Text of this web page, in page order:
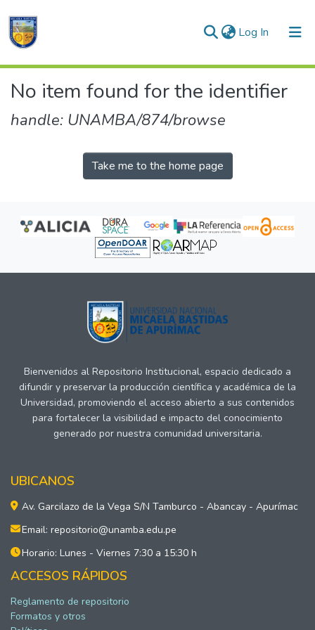
Log In (current)
Communities & Collections
No item found for the identifier
handle: UNAMBA/874/browse
Take me to the home page
Bienvenidos al Repositorio Institucional, espacio dedicado a
difundir y preservar la producción científica y académica de la
Universidad, promoviendo el acceso abierto a sus contenidos
para fortalecer la visibilidad e impacto del conocimiento
generado por nuestra comunidad universitaria.
UBICANOS
Av. Garcilazo de la Vega S/N Tamburco - Abancay - Apurímac
Email: repositorio@unamba.edu.pe
Horario: Lunes - Viernes 7:30 a 15:30 h
ACCESOS RÁPIDOS
Reglamento de repositorio
Formatos y otros